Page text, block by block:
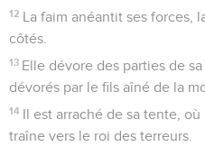
12 La faim anéantit ses forces,
côtés.
13 Elle dévore des parties de
dévorés par le fils aîné de la
14 Il est arraché de sa tente,
traîne vers le roi des terreurs.